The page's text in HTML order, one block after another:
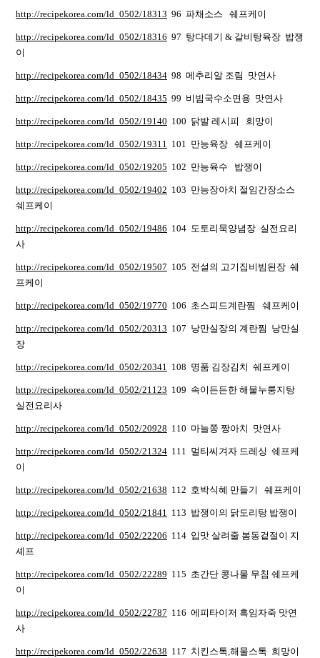
http://recipekorea.com/ld_0502/18313 96 파채소스 쉐프케이
http://recipekorea.com/ld_0502/18316 97 탕다데기 & 갈비탕육장 밥쟁
이
http://recipekorea.com/ld_0502/18434 98 메추리알 조림 맛연사
http://recipekorea.com/ld_0502/18435 99 비빔국수소면용 맛연사
http://recipekorea.com/ld_0502/19140 100 닭발 레시피 희망이
http://recipekorea.com/ld_0502/19311 101 만능육장 쉐프케이
http://recipekorea.com/ld_0502/19205 102 만능육수 밥쟁이
http://recipekorea.com/ld_0502/19402 103 만능장아치 절임간장소스
쉐프케이
http://recipekorea.com/ld_0502/19486 104 도토리묵양념장 실전요리
사
http://recipekorea.com/ld_0502/19507 105 전설의 고기집비빔된장 쉐
프케이
http://recipekorea.com/ld_0502/19770 106 초스피드계란찜 쉐프케이
http://recipekorea.com/ld_0502/20313 107 낭만실장의 계란찜 낭만실
장
http://recipekorea.com/ld_0502/20341 108 명품 김장김치 쉐프케이
http://recipekorea.com/ld_0502/21123 109 속이든든한 해물누룽지탕
실전요리사
http://recipekorea.com/ld_0502/20928 110 마늘쫑 짱아치 맛연사
http://recipekorea.com/ld_0502/21324 111 멀티씨겨자 드레싱 쉐프케
이
http://recipekorea.com/ld_0502/21638 112 호박식혜 만들기 쉐프케이
http://recipekorea.com/ld_0502/21841 113 밥쟁이의 닭도리탕 밥쟁이
http://recipekorea.com/ld_0502/22206 114 입맛 살려줄 봄동겉절이 지
셰프
http://recipekorea.com/ld_0502/22289 115 초간단 콩나물 무침 쉐프케
이
http://recipekorea.com/ld_0502/22787 116 에피타이저 흑임자죽 맛연
사
http://recipekorea.com/ld_0502/22638 117 치킨스톡,해물스톡 희망이